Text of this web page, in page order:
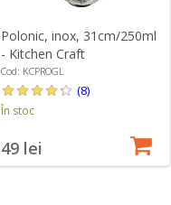
Polonic, inox, 31cm/250ml
- Kitchen Craft
Cod: KCPROGL
(8)
În stoc
49 lei